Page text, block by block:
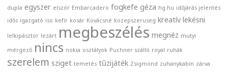
dupla egyszer elszór Embarcadero fogkefe géza hg.hu időjárás jelentés
idős igazgató iso kefír kosár Kovácsné kozepszeruseg kreatív lekésni
lelkipásztor lezárt megbeszélés megnéz mutyi
mérgező nincs nokia osztályok Puchner szálló royal ruhák
szerelem sziget temetés tűzijáték Zsigmond zuhanykabin zárva